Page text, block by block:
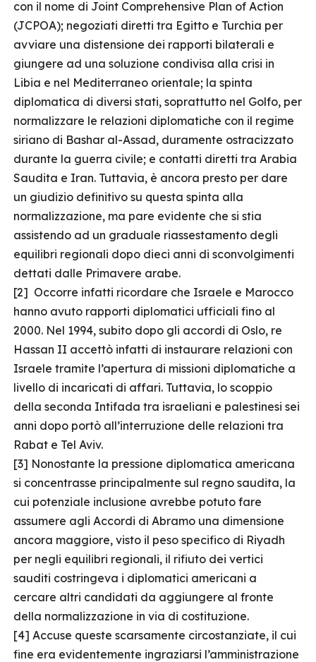
con il nome di Joint Comprehensive Plan of Action
(JCPOA); negoziati diretti tra Egitto e Turchia per
avviare una distensione dei rapporti bilaterali e
giungere ad una soluzione condivisa alla crisi in
Libia e nel Mediterraneo orientale; la spinta
diplomatica di diversi stati, soprattutto nel Golfo, per
normalizzare le relazioni diplomatiche con il regime
siriano di Bashar al-Assad, duramente ostracizzato
durante la guerra civile; e contatti diretti tra Arabia
Saudita e Iran. Tuttavia, è ancora presto per dare
un giudizio definitivo su questa spinta alla
normalizzazione, ma pare evidente che si stia
assistendo ad un graduale riassestamento degli
equilibri regionali dopo dieci anni di sconvolgimenti
dettati dalle Primavere arabe.
[2] Occorre infatti ricordare che Israele e Marocco
hanno avuto rapporti diplomatici ufficiali fino al
2000. Nel 1994, subito dopo gli accordi di Oslo, re
Hassan II accettò infatti di instaurare relazioni con
Israele tramite l’apertura di missioni diplomatiche a
livello di incaricati di affari. Tuttavia, lo scoppio
della seconda Intifada tra israeliani e palestinesi sei
anni dopo portò all’interruzione delle relazioni tra
Rabat e Tel Aviv.
[3] Nonostante la pressione diplomatica americana
si concentrasse principalmente sul regno saudita, la
cui potenziale inclusione avrebbe potuto fare
assumere agli Accordi di Abramo una dimensione
ancora maggiore, visto il peso specifico di Riyadh
per negli equilibri regionali, il rifiuto dei vertici
sauditi costringeva i diplomatici americani a
cercare altri candidati da aggiungere al fronte
della normalizzazione in via di costituzione.
[4] Accuse queste scarsamente circostanziate, il cui
fine era evidentemente ingraziarsi l’amministrazione